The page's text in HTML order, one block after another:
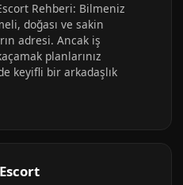
Rehberi: Bilmeniz
doğası ve sakin
adresi. Ancak iş
planlarınız
keyifli bir arkadaşlık